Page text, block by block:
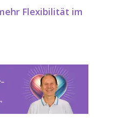
Flexibilität im